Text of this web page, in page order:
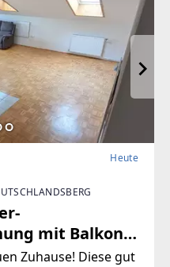
entnommen werd
Der
ein eigener Inne
Heute
mit Balkon
Zuhause! Diese gut